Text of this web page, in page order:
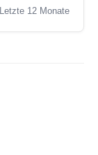
Letzte 12 Monate